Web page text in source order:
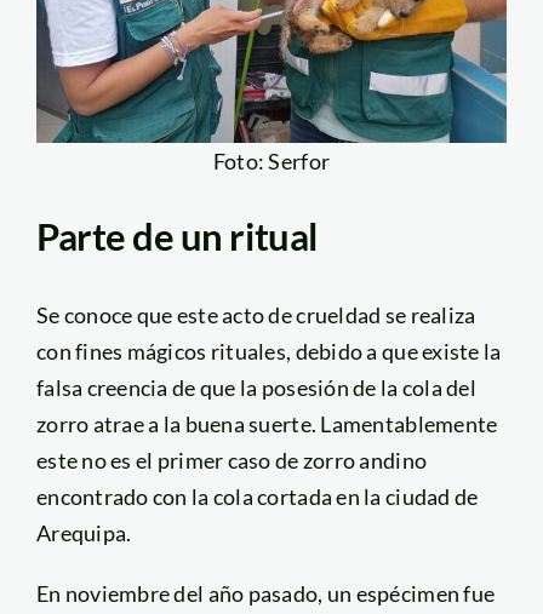
Foto: Serfor
Parte de un ritual
Se conoce que este acto de crueldad se realiza
con fines mágicos rituales, debido a que existe la
falsa creencia de que la posesión de la cola del
zorro atrae a la buena suerte. Lamentablemente
este no es el primer caso de zorro andino
encontrado con la cola cortada en la ciudad de
Arequipa.
En noviembre del año pasado, un espécimen fue